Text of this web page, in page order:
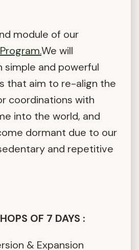
module of our
We will
simple and powerful
that aim to re-align the
coordinations with
into the world, and
dormant due to our
and repetitive
OF 7 DAYS :
& Expansion